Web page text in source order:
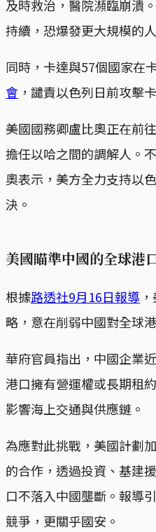
及時救治，醫院瀕臨崩潰
持續，恐爆發更大規模的
同時，卡達與57個國家在
會 ，譴責以色列日前攻擊
美國國務卿盧比奧正在前
擔任以哈之間的調解人。
奧表示，美方全力支持以
決。
美國瞄準中國的全球港
根據路透社9月16日報導
略，意在削弱中國對全球
華府官員指出，中國企業
港口擁有營運權或長期租
影響海上交通與供應鏈。
為應對此挑戰，美國計劃
的合作，透過投資、基建
口不落入中國壟斷。報導
競爭，更關乎國安。